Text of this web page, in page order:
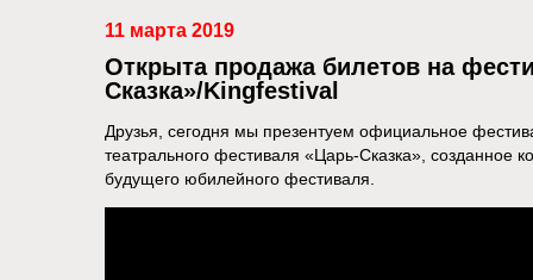
11 марта 2019
Открыта продажа билетов на
Сказка»/Kingfestival
Друзья, сегодня мы презентуем официальное
театрального фестиваля «Царь-Сказка», созданное
будущего юбилейного фестиваля.